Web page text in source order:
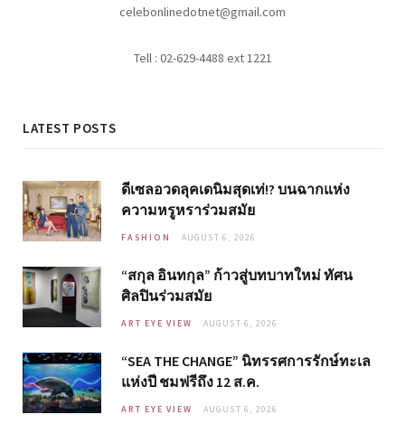
celebonlinedotnet@gmail.com
Tell : 02-629-4488 ext 1221
LATEST POSTS
ดีเซลอวดลุคเดนิมสุดเท่!? บนฉากแห่ง
ความหรูหราร่วมสมัย
FASHION AUGUST 6, 2026
“สกุล อินทกุล” ก้าวสู่บทบาทใหม่ ทัศน
ศิลปินร่วมสมัย
ART EYE VIEW AUGUST 6, 2026
“SEA THE CHANGE” นิทรรศการรักษ์ทะเล
แห่งปี ชมฟรีถึง 12 ส.ค.
ART EYE VIEW AUGUST 6, 2026